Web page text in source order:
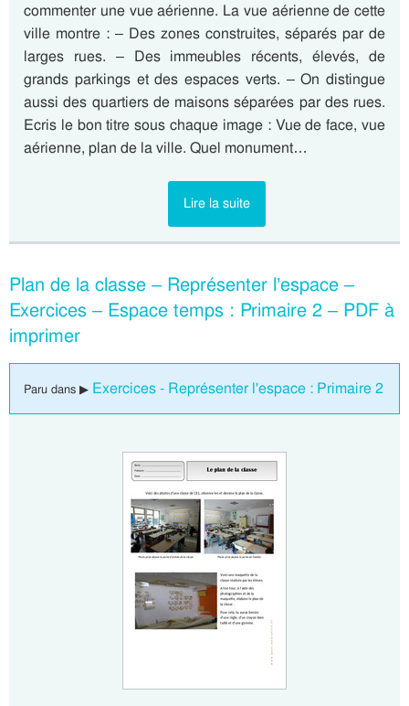
commenter une vue aérienne. La vue aérienne de cette
ville montre : – Des zones construites, séparés par de
larges rues. – Des immeubles récents, élevés, de
grands parkings et des espaces verts. – On distingue
aussi des quartiers de maisons séparées par des rues.
Ecris le bon titre sous chaque image : Vue de face, vue
aérienne, plan de la ville. Quel monument…
Lire la suite
Plan de la classe – Représenter l’espace –
Exercices – Espace temps : Primaire 2 – PDF à
imprimer
Paru dans ▶ Exercices - Représenter l'espace : Primaire 2